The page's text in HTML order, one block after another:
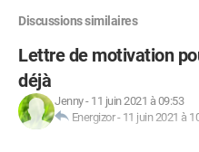
Discussions similaires
Lettre de motivation
déjà
Jenny- 11 juin 2021 à 09:53
Energizor- 11 juin 2021 à